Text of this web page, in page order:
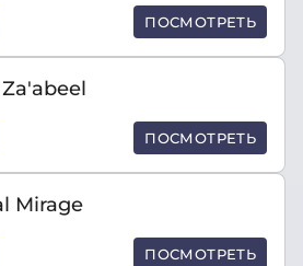
ПОСМОТРЕТЬ
ПОСМОТРЕТЬ
Mirage
ПОСМОТРЕТЬ